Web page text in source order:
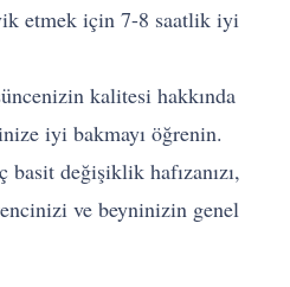
etmek için 7-8 saatlik iyi
kalitesi hakkında
iyi bakmayı öğrenin.
basit değişiklik hafızanızı,
ve beyninizin genel